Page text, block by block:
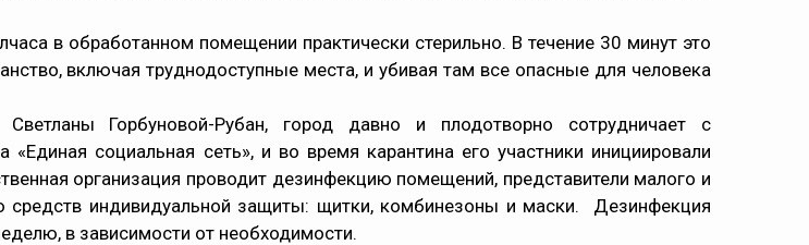
в обработанном помещении практически стерильно. В течение 30 минут это
включая труднодоступные места, и убивая там все опасные для человека
Горбуновой-Рубан, город давно и плодотворно сотрудничает с
социальная сеть», и во время карантина его участники инициировали
организация проводит дезинфекцию помещений, представители малого и
средств индивидуальной защиты: щитки, комбинезоны и маски. Дезинфекция
в зависимости от необходимости.